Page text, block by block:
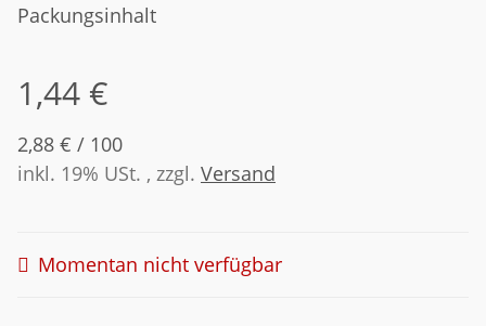
Packungsinhalt
1,44 €
2,88 € / 100
inkl. 19% USt. , zzgl. Versand
Momentan nicht verfügbar